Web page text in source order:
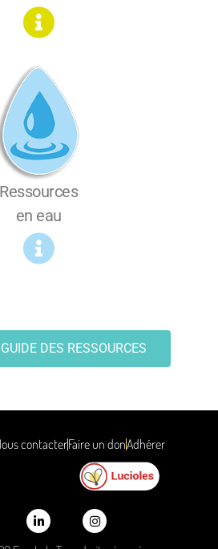
Ressources
en eau
DES RESSOURCES
contacterFaire un donAdhérer